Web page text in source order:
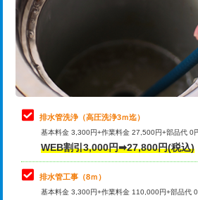
管・ポリ管・HT管使用/3ｍ超え)
排水管工事（土の掘削・埋め戻し作
業）
排水管工事（排水管工事/3ｍまで）
排水管工事（追加 排水管工事/3ｍ超
え）
マス交換（土の掘削・埋め戻し作業）
マス交換（深さ50㎝未満）
桝清掃
止水・漏水調査・防水処理・清掃・修
理・調整・分解・加工など（軽作業）
止水・漏水調査・防水処理・清掃・修
理・調整・分解・加工など（中作業）
止水・漏水調査・防水処理・清掃・修
理・調整・分解・加工など（重作業）
その他部品の脱着
排水管洗浄（高圧洗浄3ｍ迄）
基本料金 3,300円+作業料金 27,500円+部品代 0
WEB割引3,000円➡27,800円(税込)
排水管工事（8ｍ）
基本料金 3,300円+作業料金 110,000円+部品代